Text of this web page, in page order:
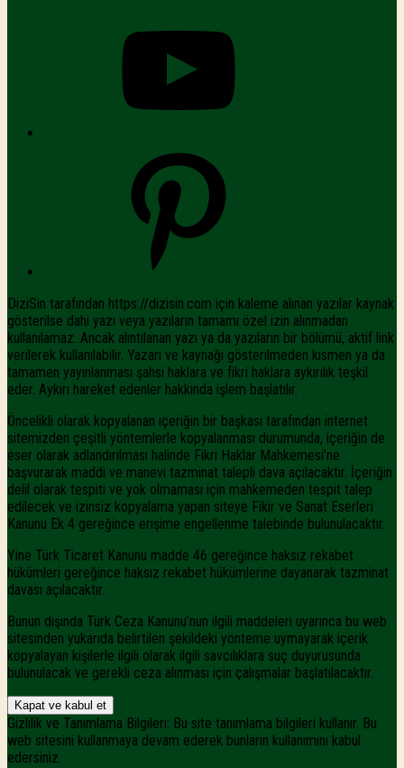
DiziSin tarafından https://dizisin.com için kaleme alınan yazılar kaynak
gösterilse dahi yazı veya yazıların tamamı özel izin alınmadan
kullanılamaz. Ancak alıntılanan yazı ya da yazıların bir bölümü, aktif link
verilerek kullanılabilir. Yazarı ve kaynağı gösterilmeden kısmen ya da
tamamen yayınlanması şahsi haklara ve fikri haklara aykırılık teşkil
eder. Aykırı hareket edenler hakkında işlem başlatılır.
Öncelikli olarak kopyalanan içeriğin bir başkası tarafından internet
sitemizden çeşitli yöntemlerle kopyalanması durumunda, içeriğin de
eser olarak adlandırılması halinde Fikri Haklar Mahkemesi’ne
başvurarak maddi ve manevi tazminat talepli dava açılacaktır. İçeriğin
delil olarak tespiti ve yok olmaması için mahkemeden tespit talep
edilecek ve izinsiz kopyalama yapan siteye Fikir ve Sanat Eserleri
Kanunu Ek 4 gereğince erişime engellenme talebinde bulunulacaktır.
Yine Türk Ticaret Kanunu madde 46 gereğince haksız rekabet
hükümleri gereğince haksız rekabet hükümlerine dayanarak tazminat
davası açılacaktır.
Bunun dışında Türk Ceza Kanunu’nun ilgili maddeleri uyarınca bu web
sitesinden yukarıda belirtilen şekildeki yönteme uymayarak içerik
kopyalayan kişilerle ilgili olarak ilgili savcılıklara suç duyurusunda
bulunulacak ve gerekli ceza alınması için çalışmalar başlatılacaktır.
Gizlilik ve Tanımlama Bilgileri: Bu site tanımlama bilgileri kullanır. Bu
web sitesini kullanmaya devam ederek bunların kullanımını kabul
edersiniz.